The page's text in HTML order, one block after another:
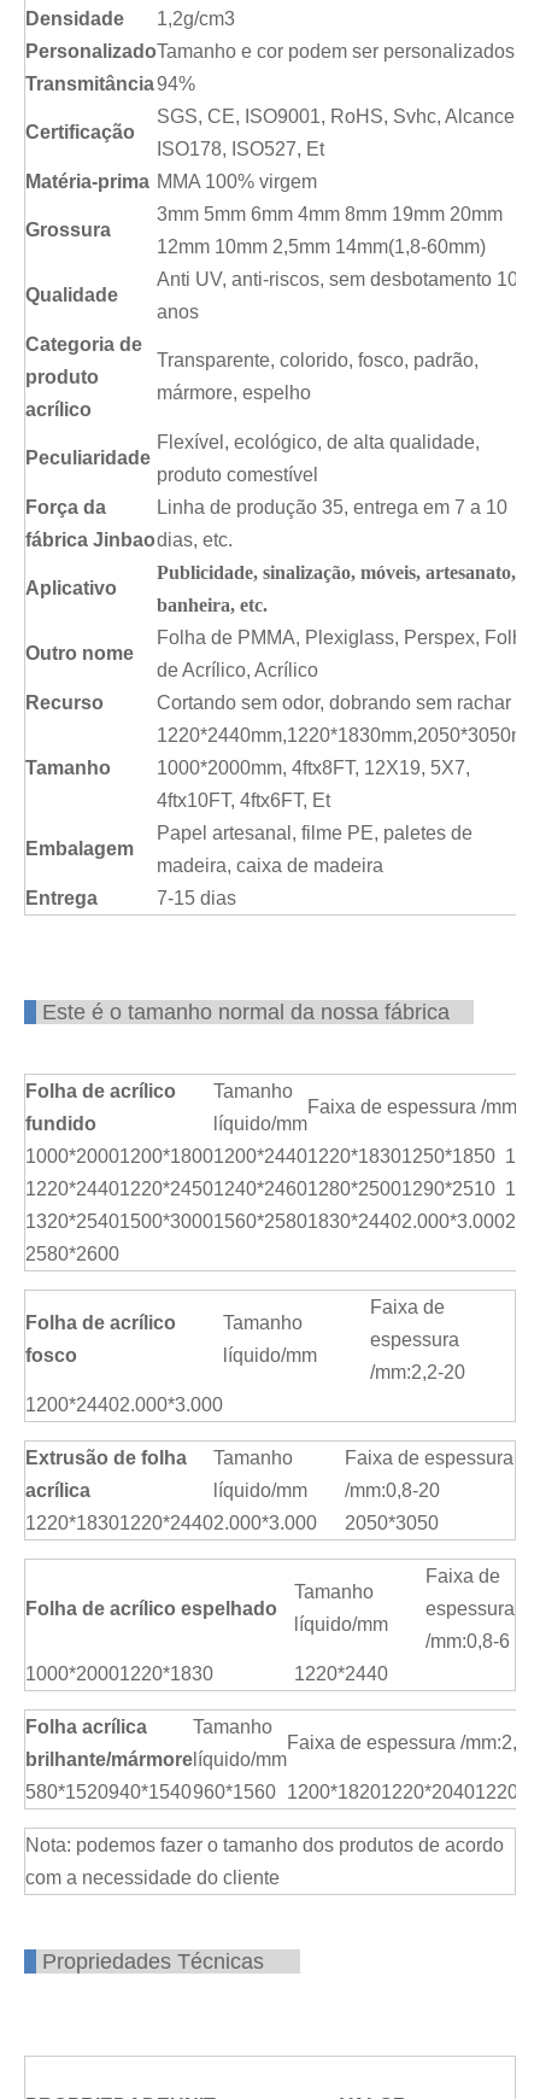
Densidade
1,2g/cm3
PersonalizadoTamanho e cor podem ser personalizados
Transmitância94%
Certificação
SGS, CE, ISO9001, RoHS, Svhc, Alcance,
ISO178, ISO527, Et
Matéria-prima MMA 100% virgem
Grossura
3mm 5mm 6mm 4mm 8mm 19mm 20mm
12mm 10mm 2,5mm 14mm(1,8-60mm)
Qualidade
Anti UV, anti-riscos, sem desbotamento 10-
anos
Categoria de
produto
acrílico
Transparente, colorido, fosco, padrão,
mármore, espelho
Peculiaridade
Flexível, ecológico, de alta qualidade,
produto comestível
Força da
fábrica Jinbao
Linha de produção 35, entrega em 7 a 10
dias, etc.
Aplicativo
Publicidade, sinalização, móveis, artesanato,
banheira, etc.
Outro nome
Folha de PMMA, Plexiglass, Perspex, Folha
de Acrílico, Acrílico
Recurso
Cortando sem odor, dobrando sem rachar
Tamanho
1000*2000mm, 4ftx8FT, 12X19, 5X7,
4ftx10FT, 4ftx6FT, Et
Embalagem
Papel artesanal, filme PE, paletes de
madeira, caixa de madeira
Entrega
7-15 dias
Este é o tamanho normal da nossa fábrica
Folha de acrílico
fundido
Tamanho
líquido/mm
Faixa de espessura /
1000*20001200*18001200*24401220*18301250*1850
1220*24401220*24501240*24601280*25001290*2510
1320*25401500*30001560*25801830*24402.000*3.000
2580*2600
Folha de acrílico
fosco
Tamanho
líquido/mm
Faixa de
espessura
/mm:2,2-20
1200*24402.000*3.000
Extrusão de folha
acrílica
Tamanho
líquido/mm
Faixa de espessura
/mm:0,8-20
1220*18301220*24402.000*3.000 2050*3050
Folha de acrílico espelhado
Tamanho
líquido/mm
Faixa de
espessura
/mm:0,8-6
1000*20001220*1830 1220*2440
Folha acrílica
brilhante/mármore
Tamanho
líquido/mm
Faixa de espessura /mm:2,5-
580*1520940*1540960*1560 1200*18201220*2040
Nota: podemos fazer o tamanho dos produtos de acordo
com a necessidade do cliente
Propriedades Técnicas